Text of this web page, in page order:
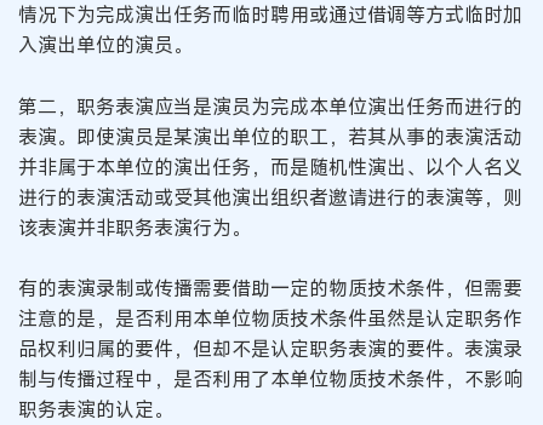
情况下为完成演出任务而临时聘用或通过借调等方式临时加
入演出单位的演员。
第二，职务表演应当是演员为完成本单位演出任务而进行的
表演。即使演员是某演出单位的职工，若其从事的表演活动
并非属于本单位的演出任务，而是随机性演出、以个人名义
进行的表演活动或受其他演出组织者邀请进行的表演等，则
该表演并非职务表演行为。
有的表演录制或传播需要借助一定的物质技术条件，但需要
注意的是，是否利用本单位物质技术条件虽然是认定职务作
品权利归属的要件，但却不是认定职务表演的要件。表演录
制与传播过程中，是否利用了本单位物质技术条件，不影响
职务表演的认定。